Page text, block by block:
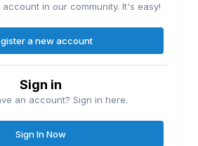
in our community. It's easy!
a new account
Sign in
an account? Sign in here.
Sign In Now